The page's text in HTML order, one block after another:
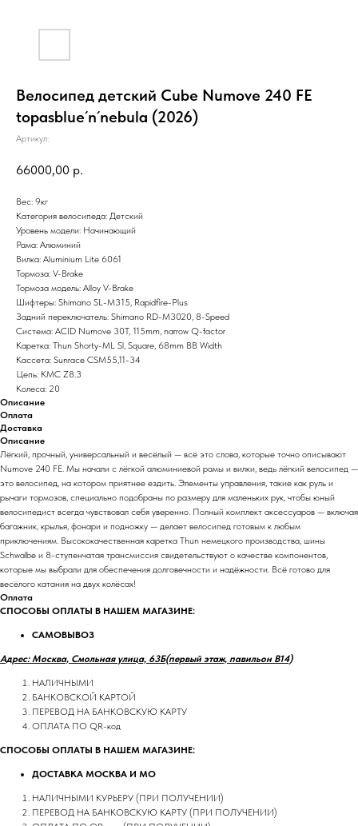
Велосипед детский Cube Numove 240 FE
topasblue´n´nebula (2026)
Артикул:
66000,00 р.
Вес: 9кг
Категория велосипеда: Детский
Уровень модели: Начинающий
Рама: Алюминий
Вилка: Aluminium Lite 6061
Тормоза: V-Brake
Тормоза модель: Alloy V-Brake
Шифтеры: Shimano SL-M315, Rapidfire-Plus
Задний переключатель: Shimano RD-M3020, 8-Speed
Система: ACID Numove 30T, 115mm, narrow Q-factor
Каретка: Thun Shorty-ML Sl, Square, 68mm BB Width
Кассета: Sunrace CSM55,11-34
Цепь: KMC Z8.3
Колеса: 20
Описание
Оплата
Доставка
Описание
Лёгкий, прочный, универсальный и весёлый — всё это слова, которые точно описывают
Numove 240 FE. Мы начали с лёгкой алюминиевой рамы и вилки, ведь лёгкий велосипед —
это велосипед, на котором приятнее ездить. Элементы управления, такие как руль и
рычаги тормозов, специально подобраны по размеру для маленьких рук, чтобы юный
велосипедист всегда чувствовал себя уверенно. Полный комплект аксессуаров — включая
багажник, крылья, фонари и подножку — делает велосипед готовым к любым
приключениям. Высококачественная каретка Thun немецкого производства, шины
Schwalbe и 8-ступенчатая трансмиссия свидетельствуют о качестве компонентов,
которые мы выбрали для обеспечения долговечности и надёжности. Всё готово для
весёлого катания на двух колёсах!
Оплата
СПОСОБЫ ОПЛАТЫ В НАШЕМ МАГАЗИНЕ:
САМОВЫВОЗ
Адрес: Москва, Смольная улица, 63Б(первый этаж, павильон В14)
НАЛИЧНЫМИ
БАНКОВСКОЙ КАРТОЙ
ПЕРЕВОД НА БАНКОВСКУЮ КАРТУ
ОПЛАТА ПО QR-код
СПОСОБЫ ОПЛАТЫ В НАШЕМ МАГАЗИНЕ:
ДОСТАВКА МОСКВА И МО
НАЛИЧНЫМИ КУРЬЕРУ (ПРИ ПОЛУЧЕНИИ)
ПЕРЕВОД НА БАНКОВСКУЮ КАРТУ (ПРИ ПОЛУЧЕНИИ)